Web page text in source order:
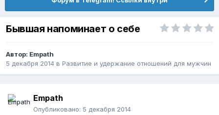
Бывшая напоминает о себе
Автор: Empath
5 декабря 2014 в Pазвитие и удержание отношений для мужчин
Empath
Опубликовано: 5 декабря 2014